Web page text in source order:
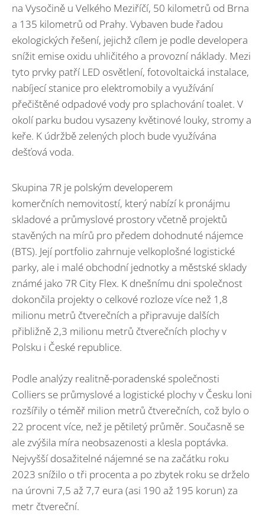
na Vysočině u Velkého Meziříčí, 50 kilometrů od Brna
a 135 kilometrů od Prahy. Vybaven bude řadou
ekologických řešení, jejichž cílem je podle developera
snížit emise oxidu uhličitého a provozní náklady. Mezi
tyto prvky patří LED osvětlení, fotovoltaická instalace,
nabíjecí stanice pro elektromobily a využívání
přečištěné odpadové vody pro splachování toalet. V
okolí parku budou vysazeny květinové louky, stromy a
keře. K údržbě zelených ploch bude využívána
dešťová voda.
Skupina 7R je polským developerem
komerčních nemovitostí, který nabízí k pronájmu
skladové a průmyslové prostory včetně projektů
stavěných na mírů pro předem dohodnuté nájemce
(BTS). Její portfolio zahrnuje velkoplošné logistické
parky, ale i malé obchodní jednotky a městské sklady
známé jako 7R City Flex. K dnešnímu dni společnost
dokončila projekty o celkové rozloze více než 1,8
milionu metrů čtverečních a připravuje dalších
přibližně 2,3 milionu metrů čtverečních plochy v
Polsku i České republice.
Podle analýzy realitně-poradenské společnosti
Colliers se průmyslové a logistické plochy v Česku loni
rozšířily o téměř milion metrů čtverečních, což bylo o
22 procent více, než je pětiletý průměr. Současně se
ale zvýšila míra neobsazenosti a klesla poptávka.
Nejvyšší dosažitelné nájemné se na začátku roku
2023 snížilo o tři procenta a po zbytek roku se drželo
na úrovni 7,5 až 7,7 eura (asi 190 až 195 korun) za
metr čtvereční.